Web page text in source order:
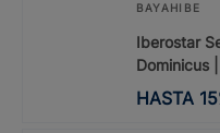
BAYAHIBE
Iberostar
Dominicus
HASTA 15